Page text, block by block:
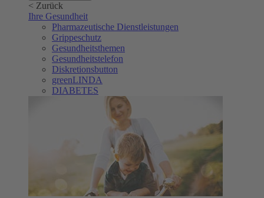
< Zurück
Ihre Gesundheit
Pharmazeutische Dienstleistungen
Grippeschutz
Gesundheitsthemen
Gesundheitstelefon
Diskretionsbutton
greenLINDA
DIABETES